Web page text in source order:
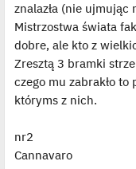
znalazła (nie ujmując
Mistrzostwa świata
dobre, ale kto z
Zresztą 3 bramki
czego mu zabrakło
któryms z nich.
nr2
Cannavaro